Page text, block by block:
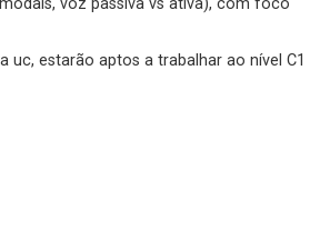
voz passiva vs ativa), com foco
uc, estarão aptos a trabalhar ao nível C1